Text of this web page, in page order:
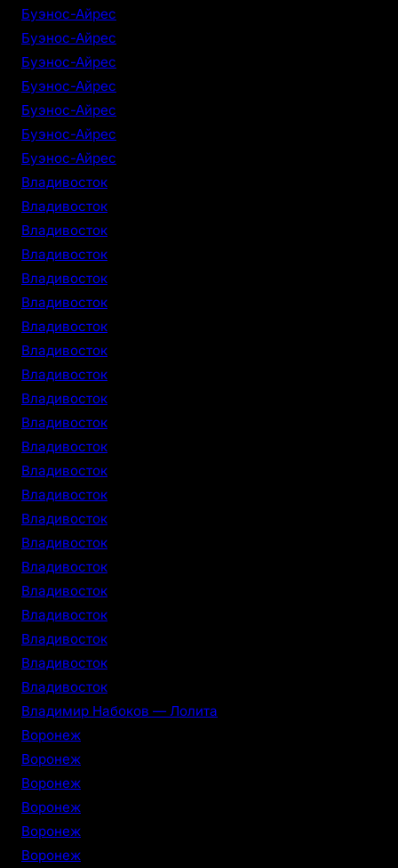
Буэнос-Айрес
Буэнос-Айрес
Буэнос-Айрес
Буэнос-Айрес
Буэнос-Айрес
Буэнос-Айрес
Буэнос-Айрес
Владивосток
Владивосток
Владивосток
Владивосток
Владивосток
Владивосток
Владивосток
Владивосток
Владивосток
Владивосток
Владивосток
Владивосток
Владивосток
Владивосток
Владивосток
Владивосток
Владивосток
Владивосток
Владивосток
Владивосток
Владивосток
Владивосток
Владимир Набоков — Лолита
Воронеж
Воронеж
Воронеж
Воронеж
Воронеж
Воронеж